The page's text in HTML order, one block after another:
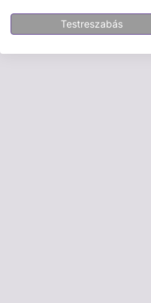
Testreszabás